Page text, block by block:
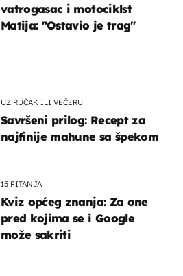
vatrogasac i motociklst
Matija: "Ostavio je trag"
UZ RUČAK ILI VEČERU
Savršeni prilog: Recept za
najfinije mahune sa špekom
15 PITANJA
Kviz općeg znanja: Za one
pred kojima se i Google
može sakriti